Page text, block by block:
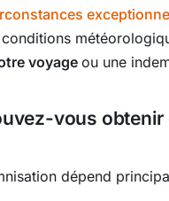
voyage ou une
vous
dépend